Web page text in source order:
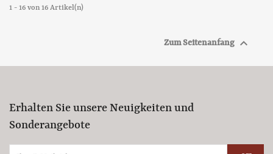
1 - 16 von 16 Artikel(n)
Zum Seitenanfang 
Erhalten Sie unsere Neuigkeiten und
Sonderangebote